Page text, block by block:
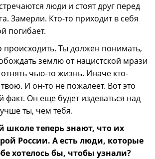
люди и стоят друг перед
Замерли. Кто-то приходит в себя
погибает.
происходить. Ты должен понимать,
землю от нацистской мрази
чью-то жизнь. Иначе кто-
И он-то не пожалеет. Вот это
Он еще будет издеваться над
ты, чем тебя.
школе теперь знают, что их
России. А есть люди, которые
хотелось бы, чтобы узнали?